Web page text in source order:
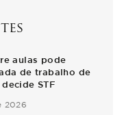
aulas pode
de trabalho de
STF
2026